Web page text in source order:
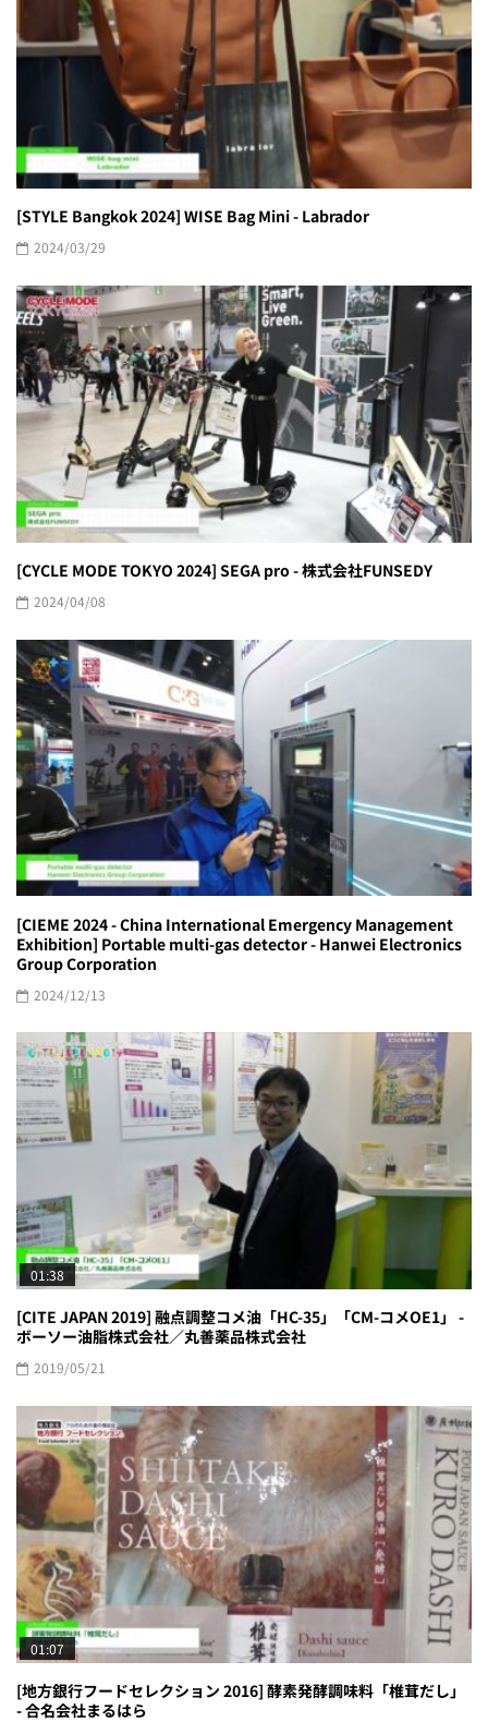
[STYLE Bangkok 2024] WISE Bag Mini - Labrador
2024/03/29
[CYCLE MODE TOKYO 2024] SEGA pro - 株式会社FUNSEDY
2024/04/08
[CIEME 2024 - China International Emergency Management
Exhibition] Portable multi-gas detector - Hanwei Electronics
Group Corporation
2024/12/13
01:38
[CITE JAPAN 2019] 融点調整コメ油「HC-35」「CM-コメOE1」 -
ボーソー油脂株式会社／丸善薬品株式会社
2019/05/21
01:07
[地方銀行フードセレクション 2016] 酵素発酵調味料「椎茸だし」
- 合名会社まるはら